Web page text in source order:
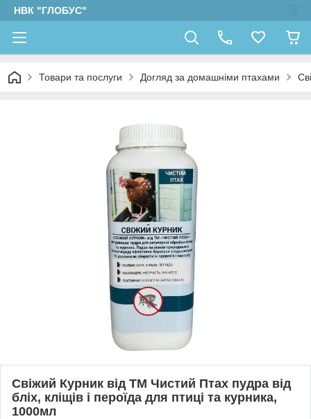
НВК "ГЛОБУС"
Товари та послуги Догляд за домашніми птахами
Свіжий Курник від ТМ Чистий Птах пудра від
бліх, кліщів і пероїда для птиці та курника,
1000мл